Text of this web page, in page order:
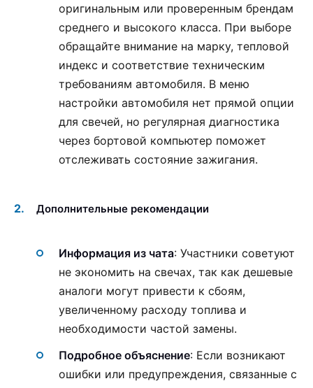
оригинальным или проверенным брендам
среднего и высокого класса. При выборе
обращайте внимание на марку, тепловой
индекс и соответствие техническим
требованиям автомобиля. В меню
настройки автомобиля нет прямой опции
для свечей, но регулярная диагностика
через бортовой компьютер поможет
отслеживать состояние зажигания.
Дополнительные рекомендации
Информация из чата: Участники советуют
не экономить на свечах, так как дешевые
аналоги могут привести к сбоям,
увеличенному расходу топлива и
необходимости частой замены.
Подробное объяснение: Если возникают
ошибки или предупреждения, связанные с